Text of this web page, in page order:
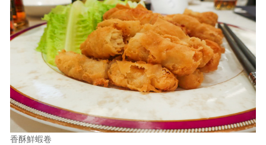
香酥鮮蝦卷